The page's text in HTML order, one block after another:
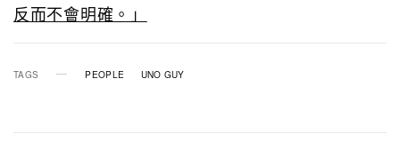
反而不會明確。」
TAGS PEOPLE UNO GUY